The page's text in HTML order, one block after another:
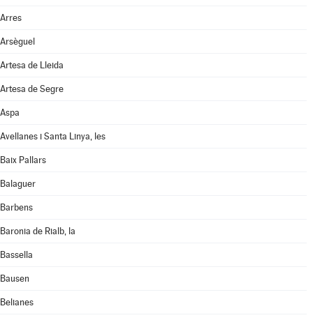
Arres
Arsèguel
Artesa de Lleida
Artesa de Segre
Aspa
Avellanes i Santa Linya, les
Baix Pallars
Balaguer
Barbens
Baronia de Rialb, la
Bassella
Bausen
Belianes